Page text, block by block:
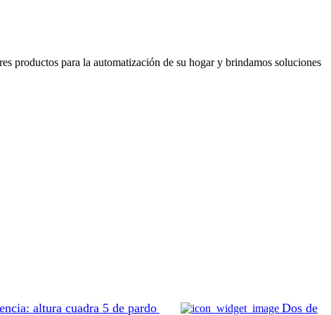
productos para la automatización de su hogar y brindamos soluciones
altura cuadra 5 de pardo Dos de